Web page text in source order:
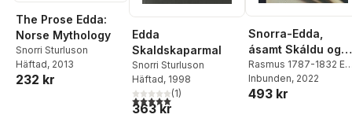
The Prose Edda:
Norse Mythology
Snorri Sturluson
Häftad, 2013
232 kr
Edda
Skaldskaparmal
Snorri Sturluson
Häftad, 1998
5,0utav 5 stjärnor. Totalt antal röster:
(1)
363 kr
Snorra-Edda,
ásamt Skáldu og
Þarmeð fylgjandi
ritgjörðum
Rasmus 1787-1832 Ed
Rask,Snorri Sturluson
Hvitaskáld Ca Ólafr
Inbunden, 2022
493 kr